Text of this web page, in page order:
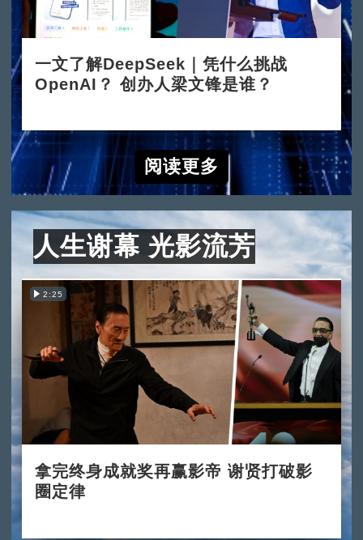
一文了解DeepSeek｜凭什么挑战
OpenAI？ 创办人梁文锋是谁？
阅读更多
人生谢幕 光影流芳
2:25
拿完终身成就奖再赢影帝 谢贤打破影
圈定律